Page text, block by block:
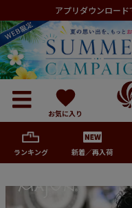
アプリダウンロー
お気に入り
ランキング 新着／再入荷
メンズ